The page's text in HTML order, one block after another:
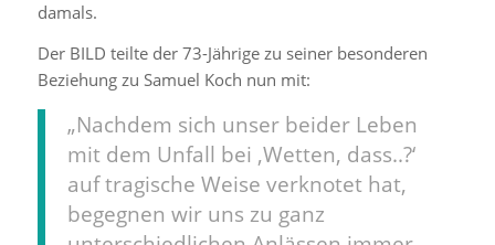
damals.
Der BILD teilte der 73-Jährige zu seiner besonderen
Beziehung zu Samuel Koch nun mit:
„Nachdem sich unser beider Leben
mit dem Unfall bei ,Wetten, dass..?‘
auf tragische Weise verknotet hat,
begegnen wir uns zu ganz